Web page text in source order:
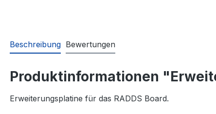
Beschreibung Bewertungen
Produktinformationen
Erweiterungsplatine für das RADDS Board.